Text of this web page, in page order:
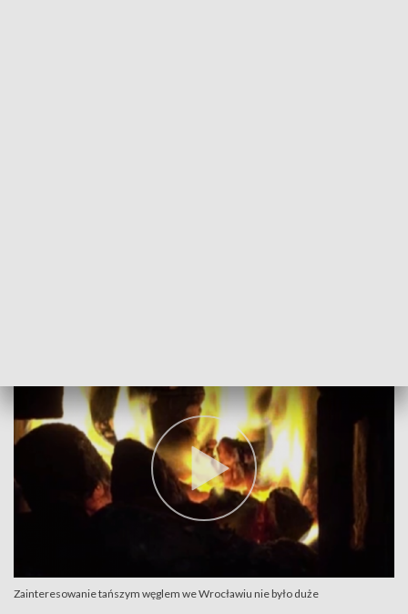
Zainteresowanie tańszym węglem we Wrocławiu nie było duże